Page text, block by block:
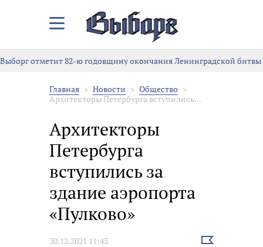
Закрыть/
меню
Выборг отметит 82-ю годовщину окончания Ленинградской битвы
Главная Новости
Общество
Архитекторы Петербурга вступились...
Архитекторы
Петербурга
вступились за
здание аэропорта
«Пулково»
30.12.2021 11:43
Выбрать